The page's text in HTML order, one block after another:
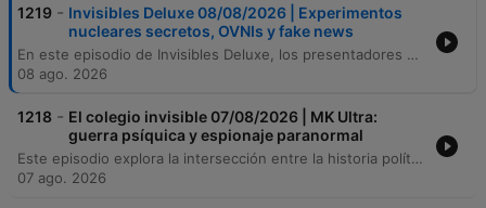
1219 - Invisibles Deluxe 08/08/2026 | Experimentos
nucleares secretos, OVNIs y fake news
En este episodio de Invisibles Deluxe, los presentadores analizan la desinformación y el impacto de las noticias falsas, desde el reciente bulo sobre supuestas evidencias extraterrestres en México hasta la trayectoria de Jaime Maussan. El programa también explora las oscuras consecuencias de la era nuclear, detallando las investigaciones sobre 'veteranos atómicos' utilizados como cobayas humanas y los incidentes de contaminación radiactiva en España y Estados Unidos. La emisión transita finalmente hacia el análisis cultural, conectando crímenes reales con el cine de terror y suspense, para concluir con un recorrido por el legado musical de Pink Floyd, sus teorías conspirativas más famosas y los avances tecnológicos que permiten convertir señales cerebrales en música.
08 ago. 2026
1218 - El colegio invisible 07/08/2026 | MK Ultra:
guerra psíquica y espionaje paranormal
Este episodio explora la intersección entre la historia política, la guerra psicológica y los fenómenos paranormales. Desde los intentos de la CIA por eliminar a Fidel Castro y sus supuestos vínculos con la santería, hasta los experimentos de control mental como el proyecto MK Ultra y la investigación de capacidades psíquicas durante la Guerra Fría. Asimismo, se analizan casos de uso de la intuición y la radiestesia en la seguridad nacional española, así como las leyendas de presencias y sucesos inexplicables en teatros emblemáticos como el Cervantes de Almería y el Teatro Español.
07 ago. 2026